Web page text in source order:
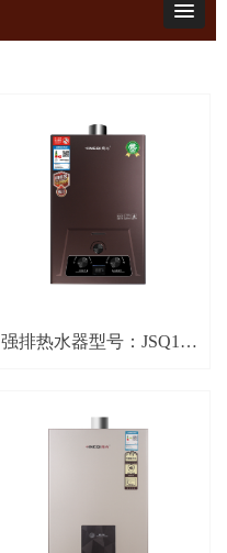
强排热水器型号：JSQ12-